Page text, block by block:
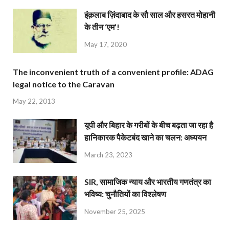
इंक़लाब ज़िंदाबाद के सौ साल और हसरत मोहानी
के तीन ‘एम’!
May 17, 2020
The inconvenient truth of a convenient profile: ADAG
legal notice to the Caravan
May 22, 2013
यूपी और बिहार के गरीबों के बीच बढ़ता जा रहा है
हानिकारक पैकेटबंद खाने का चलन: अध्ययन
March 23, 2023
SIR, सामाजिक न्याय और भारतीय गणतंत्र का
भविष्य: चुनौतियों का विश्लेषण
November 25, 2025